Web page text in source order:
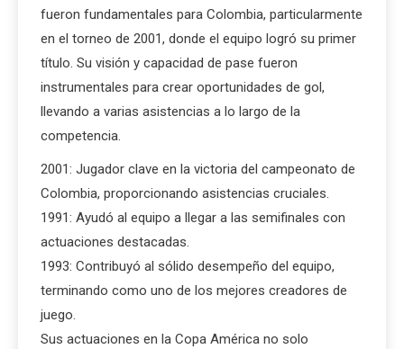
fueron fundamentales para Colombia, particularmente
en el torneo de 2001, donde el equipo logró su primer
título. Su visión y capacidad de pase fueron
instrumentales para crear oportunidades de gol,
llevando a varias asistencias a lo largo de la
competencia.
2001: Jugador clave en la victoria del campeonato de
Colombia, proporcionando asistencias cruciales.
1991: Ayudó al equipo a llegar a las semifinales con
actuaciones destacadas.
1993: Contribuyó al sólido desempeño del equipo,
terminando como uno de los mejores creadores de
juego.
Sus actuaciones en la Copa América no solo